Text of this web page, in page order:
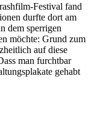
Festival fand
durfte dort am
dem sperrigen
möchte: Grund zum
auf diese
man furchtbar
gehabt